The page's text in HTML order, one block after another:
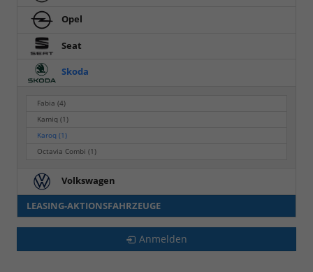
Opel
Seat
Skoda
Fabia(4)
Kamiq(1)
Karoq(1)
Octavia Combi(1)
Volkswagen
LEASING-AKTIONSFAHRZEUGE
Anmelden